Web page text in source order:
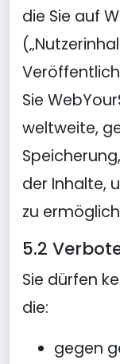
die Sie auf
Sie
weltweite,
der Inhalte,
zu
5.2
Sie dürfen
die:
gegen